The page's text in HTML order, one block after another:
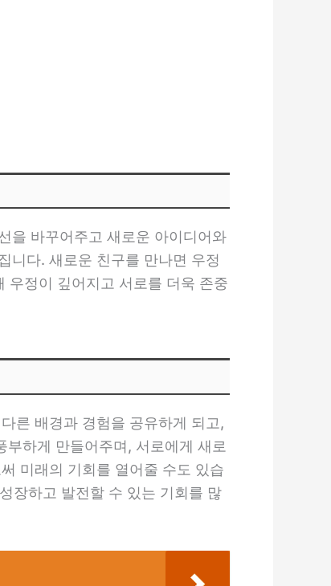
을 바꾸어주고 새로운 아이디어와
니다. 새로운 친구를 만나면 우정
우정이 깊어지고 서로를 더욱 존중
른 배경과 경험을 공유하게 되고,
하게 만들어주며, 서로에게 새로
미래의 기회를 열어줄 수도 있습
장하고 발전할 수 있는 기회를 많